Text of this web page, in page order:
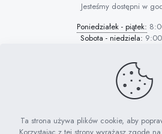
Jesteśmy dostępni w
Poniedziałek - piątek:
Sobota - niedziela:
© 2022 FAFARAFA | Haft Piotrków
stron Piotrków:
Ta strona używa plików cookie, aby